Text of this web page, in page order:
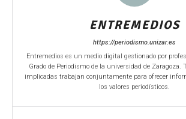
ENTREMEDIOS
https://periodismo.unizar.es
Entremedios es un medio digital gestionado por
Grado de Periodismo de la universidad de Zaragoza.
implicadas trabajan conjuntamente para ofrecer
los valores periodísticos.